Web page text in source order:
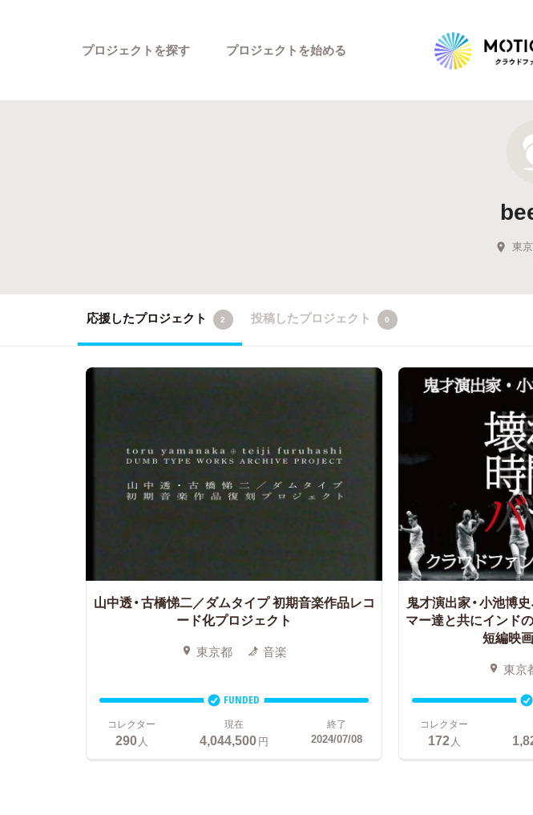
プロジェクトを探す
新着プ
キュレー
プロジェクトを始める
東
応援したプロジェクト 2 投稿したプロジェクト 0
山中透・古橋悌二／ダムタイプ初期音楽作品レコ
ード化プロジェクト
東京都 音楽
FUNDED
コレクター
290人
現在
4,044,500円
終了
2024/07/08
鬼才演出家・小池博
マー達と共にインド
短編映
東京
コレクター
172人